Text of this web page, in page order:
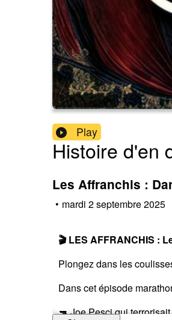
Play
Histoire d'en
Les Affranchis :
• mardi 2 septembre 2025
🎬 LES AFFRANCHIS :
Plongez dans les
Dans cet épisode
🔫 Joe Pesci qui